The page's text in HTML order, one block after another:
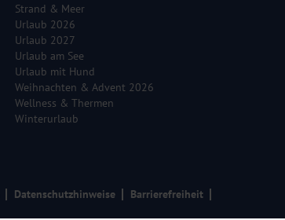
Strand & Meer
Urlaub 2026
Urlaub 2027
Urlaub am See
Urlaub mit Hund
Weihnachten & Advent 2026
Wellness & Thermen
Winterurlaub
Datenschutzhinweise
Barrierefreiheit